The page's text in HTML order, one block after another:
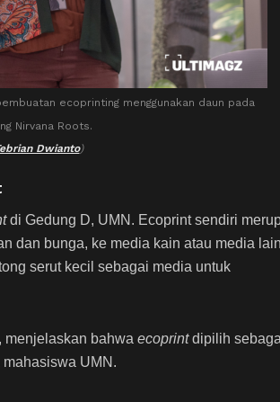
ecoprinting menggunakan daun pada
Nirvana Roots.
Dwianto)
di Gedung D, UMN. Ecoprint sendiri
dan bunga, ke media kain atau media
serut kecil sebagai media untuk
menjelaskan bahwa ecoprintdipilih
UMN.